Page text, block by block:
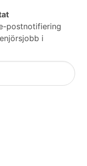
postnotifiering
i